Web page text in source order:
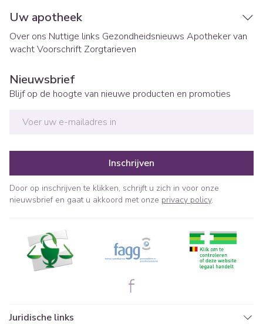
Uw apotheek
Over ons Nuttige links Gezondheidsnieuws Apotheker van
wachtVoorschrift Zorgtarieven
Nieuwsbrief
Blijf op de hoogte van nieuwe producten en promoties
Inschrijven
Door op inschrijven te klikken, schrijft u zich in voor onze
nieuwsbrief en gaat u akkoord met onze privacy policy.
Juridische links